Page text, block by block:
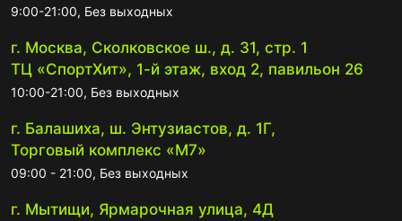
9:00-21:00, Без выходных
г. Москва, Сколковское ш., д. 31, стр. 1
ТЦ «СпортХит», 1-й этаж, вход 2, павильон 26
10:00-21:00, Без выходных
г. Балашиха, ш. Энтузиастов, д. 1Г,
Торговый комплекс «М7»
09:00 - 21:00, Без выходных
г. Мытищи, Ярмарочная улица, 4Д